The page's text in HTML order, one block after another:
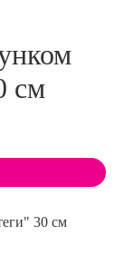
см
30 см